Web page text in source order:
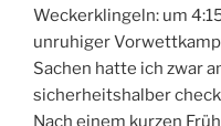
Weckerklingeln: um
unruhiger
Sachen hatte ich zwar
sicherheitshalber
Nach einem kurzen